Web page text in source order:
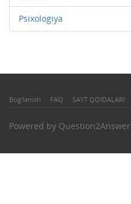
Psixologiya
Bog'lanish FAQ SAYT QOIDALARI
Powered by Question2Answer